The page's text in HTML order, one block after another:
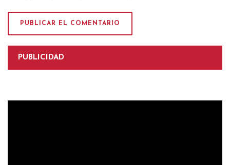
PUBLICIDAD